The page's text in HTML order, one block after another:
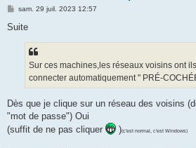
M
s
sam. 29 juil. 2023 12:57
Suite
Sur ces machines,les réseaux voisins ont
connecter automatiquement " PRÉ-
Dès que je clique sur un réseau des voisins
"mot de passe") Oui
(suffit de ne pas cliquer
)(c'est normal, c'est Windows)